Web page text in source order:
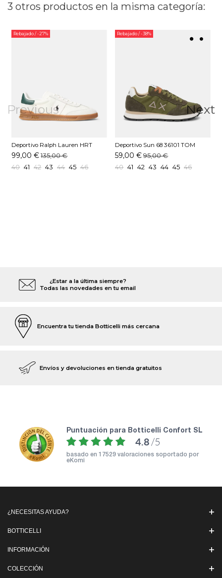
3 otros productos en la misma categoría:
Previous
Rebajado/ -27%
Deportivo Ralph Lauren HRT
AERA Blanco
99,00 € 135,00 €
40 41 42 43 44 45 46
Rebajado/ -38%
Deportivo Sun 68 36101 TOM
SOLID Kaki
59,00 € 95,00 €
40 41 42 43 44 45 46
Next
¿Estar a la última siempre?
Todas las novedades en tu email
Encuentra tu tienda Botticelli más cercana
Envíos y devoluciones en tienda gratuitos
puntuación para Botticelli Confort SL
4.8 /5
basado en 17529 valoraciones soportado por
eKomi
¿NECESITAS AYUDA?
BOTTICELLI
INFORMACIÓN
COLECCIÓN